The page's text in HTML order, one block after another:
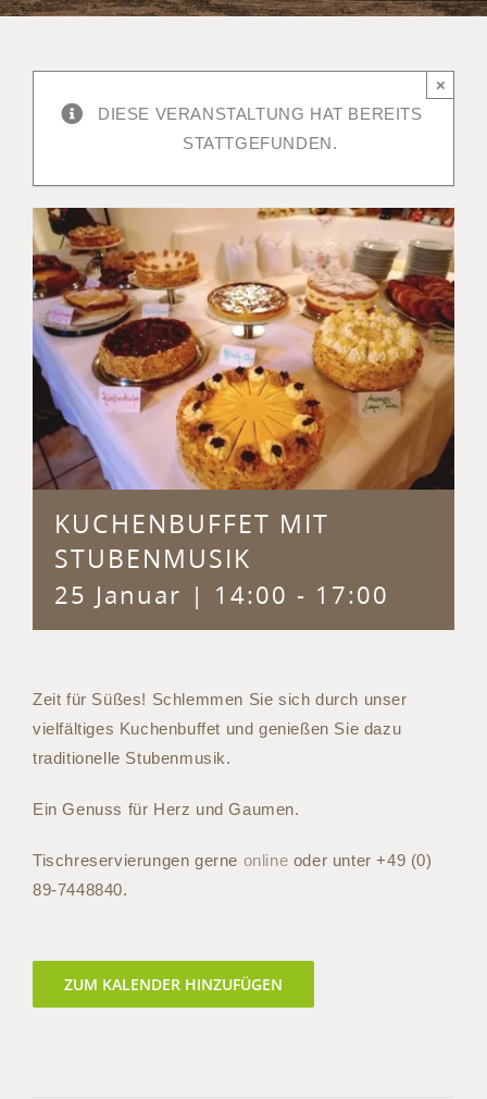
DIESE VERANSTALTUNG HAT BEREITS
STATTGEFUNDEN.
×
KUCHENBUFFET MIT
STUBENMUSIK
25 Januar | 14:00 - 17:00
Zeit für Süßes! Schlemmen Sie sich durch unser
vielfältiges Kuchenbuffet und genießen Sie dazu
traditionelle Stubenmusik.
Ein Genuss für Herz und Gaumen.
Tischreservierungen gerne online oder unter +49 (0)
89-7448840.
ZUM KALENDER HINZUFÜGEN